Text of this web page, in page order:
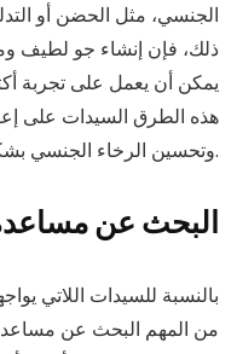
الجنسي، مثل الحضن أو
ذلك، فإن إنشاء جو لطيف
يمكن أن يعمل على تجربة
هذه الطرق السيدات على
وتحسين الرخاء الجنسي بشكل عام.
:البحث عن
بالنسبة للسيدات اللاتي
من المهم البحث عن